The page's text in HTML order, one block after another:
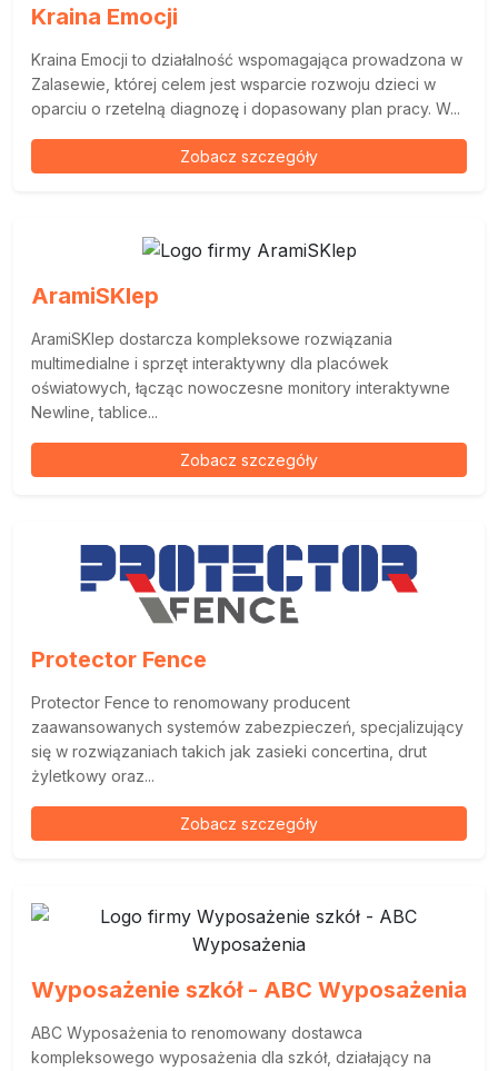
Kraina Emocji
Kraina Emocji to działalność wspomagająca prowadzona w
Zalasewie, której celem jest wsparcie rozwoju dzieci w
oparciu o rzetelną diagnozę i dopasowany plan pracy. W...
Zobacz szczegóły
AramiSKlep
AramiSKlep dostarcza kompleksowe rozwiązania
multimedialne i sprzęt interaktywny dla placówek
oświatowych, łącząc nowoczesne monitory interaktywne
Newline, tablice...
Zobacz szczegóły
Protector Fence
Protector Fence to renomowany producent
zaawansowanych systemów zabezpieczeń, specjalizujący
się w rozwiązaniach takich jak zasieki concertina, drut
żyletkowy oraz...
Zobacz szczegóły
Wyposażenie szkół - ABC Wyposażenia
ABC Wyposażenia to renomowany dostawca
kompleksowego wyposażenia dla szkół, działający na